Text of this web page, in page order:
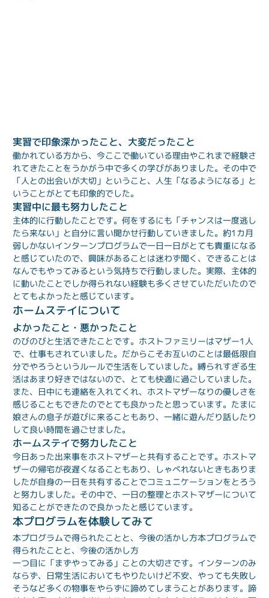
実習で印象深かったこと、大変だったこと
働かれている方から、今ここで働いている理由やこれまで経験さ
れてきたことをうかがう中で多くの学びがありました。その中で
「人との出会いが大切」ということ、人生「なるようになる」と
いうことがとても印象的でした。
実習中に最も努力したこと
主体的に行動したことです。何をするにも「チャンスは一度逃し
たら来ない」と自分に言い聞かせ行動していきました。約1カ月
弱しかないインターンプログラムで一日一日がとても貴重になる
と感じていたので、興味があることは迷わず聞く、できることは
なんでもやってみるという気持ちで行動しました。実際、主体的
に動いたことでしか得られない経験も多くさせていただいたので
とてもよかったと感じています。
ホームステイについて
よかったこと・悪かったこと
のびのびと生活できたことです。ホストファミリーはマザー1人
で、仕事もされていました。だからこそお互いのことは最低限自
分でやろうというルールで生活をしていました。縛られすぎる生
活はあまり好きではないので、とても快適に過ごしていました。
また、日中にも連絡を入れてくれ、ホストマザーなりの優しさを
感じることもできたのでとても良かったと思っています。たまに
娘さんの息子が遊びに来ることもあり、一緒に遊んだり話したり
して良い時間を過ごせました。
ホームステイで努力したこと
今日あった出来事をホストマザーと共有することです。ホストマ
ザーの帰宅が夜遅くなることもあり、しゃべれないときもありま
したが自身の一日を共有することでコミュニケーションをとろう
と努力しました。その中で、一日の整理とホストマザーについて
知ることができたので良かったと感じています。
本プログラムを体験してみて
本プログラムで得られたことと、今後の活かし方本プログラムで
得られたことと、今後の活かし方
一つ目に「まずやってみる」ことの大切さです。インターンのみ
ならず、日常生活においてもやりたいけど不安、やっても失敗し
そうなど多くの物事をやらずに諦めてしまうことがあります。諦